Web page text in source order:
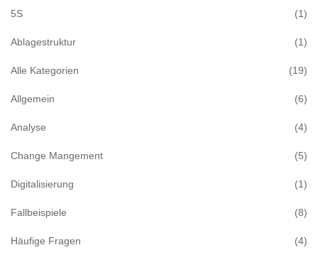
5S (1)
Ablagestruktur (1)
Alle Kategorien (19)
Allgemein (6)
Analyse (4)
Change Mangement (5)
Digitalisierung (1)
Fallbeispiele (8)
Häufige Fragen (4)